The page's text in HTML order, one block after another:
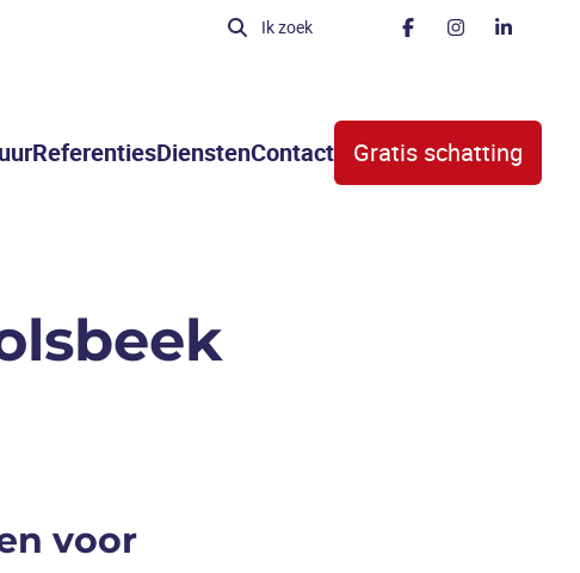
Ik zoek
ReferentiesDienstenContact Gratis schatting
voor